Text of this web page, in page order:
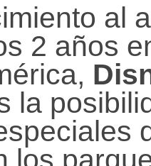
al
2 años
la
los